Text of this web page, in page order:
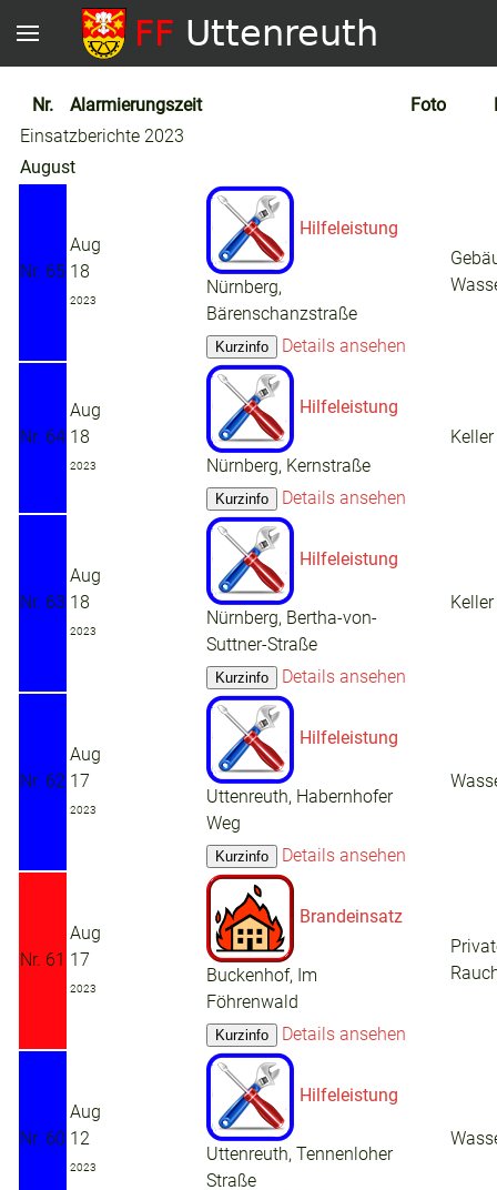
Nr. Alarmierungszeit Foto
Einsatzberichte 2023
August
Nr. 65
Aug
18
2023
Hilfeleistung
Nürnberg,
Bärenschanzstraße
Details ansehen
Nr. 64
Aug
18
2023
Hilfeleistung
Nürnberg, Kernstraße
Details ansehen
Nr. 63
Aug
18
2023
Hilfeleistung
Nürnberg, Bertha-von-
Suttner-Straße
Details ansehen
Nr. 62
Aug
17
2023
Hilfeleistung
Uttenreuth, Habernhofer
Weg
Details ansehen
Nr. 61
Aug
17
2023
Brandeinsatz
Buckenhof, Im
Föhrenwald
Details ansehen
Nr. 60
Aug
12
2023
Hilfeleistung
Uttenreuth, Tennenloher
Straße